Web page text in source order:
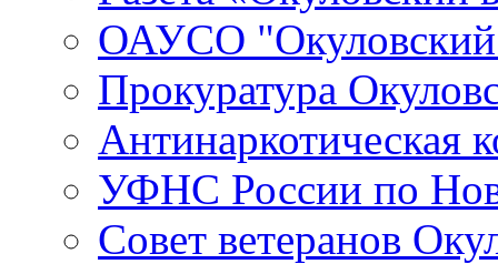
ОАУСО
Прокуратура
Антинаркотическая
УФНС России по
Совет ветеранов